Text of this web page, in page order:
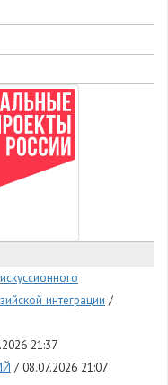
интеграции
21:37
08.07.2026 21:07